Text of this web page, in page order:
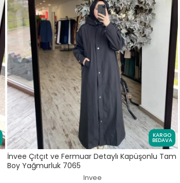
KARGO
BEDAVA
İnvee Çıtçıt ve Fermuar Detaylı Kapüşonlu Tam
Boy Yağmurluk 7065
Invee